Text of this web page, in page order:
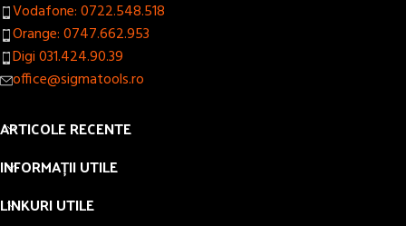
Vodafone: 0722.548.518
Orange: 0747.662.953
Digi 031.424.90.39
office@sigmatools.ro
ARTICOLE RECENTE
INFORMAȚII UTILE
LINKURI UTILE